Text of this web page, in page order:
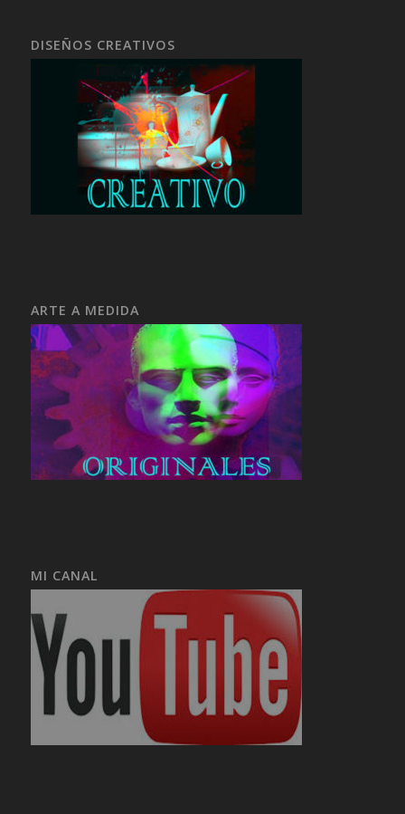
DISEÑOS CREATIVOS
ARTE A MEDIDA
MI CANAL